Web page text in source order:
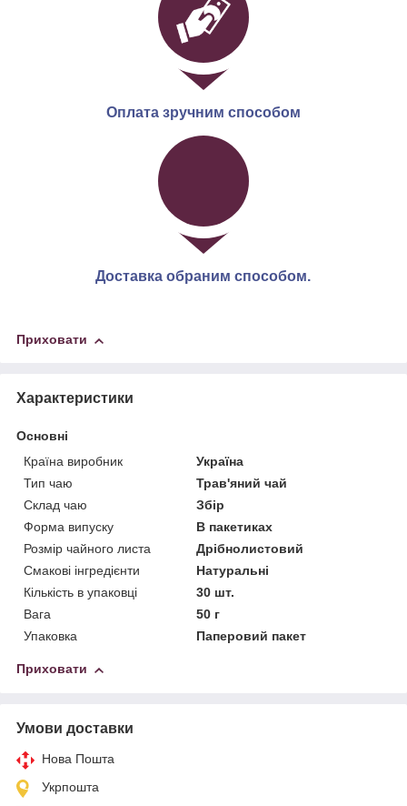
Оплата зручним способом
Доставка обраним способом.
Приховати
Характеристики
Основні
Країна виробник
Україна
Тип чаю
Трав'яний чай
Склад чаю
Збір
Форма випуску
В пакетиках
Розмір чайного листа
Дрібнолистовий
Смакові інгредієнти
Натуральні
Кількість в упаковці
30 шт.
Вага
50 г
Упаковка
Паперовий пакет
Приховати
Умови доставки
Нова Пошта
Укрпошта